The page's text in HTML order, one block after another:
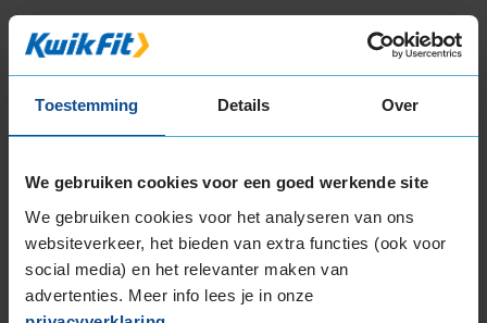
Toestemming Details Over
We gebruiken cookies voor een goed werkende site
We gebruiken cookies voor het analyseren van ons
websiteverkeer, het bieden van extra functies (ook voor
social media) en het relevanter maken van
advertenties. Meer info lees je in onze
Wil je nog meer informatie over het
bandenlabel van deze band, klik dan
hier
Bandenmontagepakketten
bandenmaat omvang (inch)